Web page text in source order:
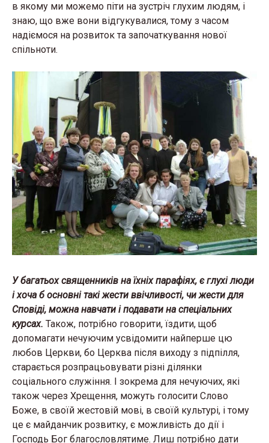
в якому ми можемо піти на зустріч глухим людям, і
знаю, що вже вони відгукувалися, тому з часом
надіємося на розвиток та започаткування нової
спільноти.
У багатьох священників на їхніх парафіях, є глухі люди
і хоча б основні такі жести ввічливості, чи жести для
Сповіді, можна навчати і подавати на спеціальних
курсах. Також, потрібно говорити, їздити, щоб
допомагати нечуючим усвідомити найперше цю
любов Церкви, бо Церква після виходу з підпілля,
старається розпрацьовувати різні ділянки
соціального служіння. І зокрема для нечуючих, які
також через Хрещення, можуть голосити Слово
Боже, в своїй жестовій мові, в своїй культурі, і тому
це є майданчик розвитку, є можливість до дії і
Господь Бог благословлятиме. Лиш потрібно дати